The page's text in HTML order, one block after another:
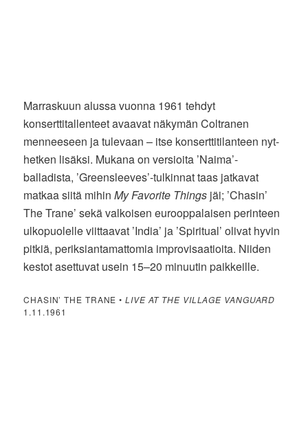
Marraskuun alussa vuonna 1961 tehdyt
konserttitallenteet avaavat näkymän Coltranen
menneeseen ja tulevaan – itse konserttitilanteen nyt-
hetken lisäksi. Mukana on versioita ’Naima’-
balladista, ’Greensleeves’-tulkinnat taas jatkavat
matkaa siitä mihinMy Favorite Things jäi; ’Chasin’
The Trane’ sekä valkoisen eurooppalaisen perinteen
ulkopuolelle viittaavat ’India’ ja ’Spiritual’ olivat hyvin
pitkiä, periksiantamattomia improvisaatioita. Niiden
kestot asettuvat usein 15–20 minuutin paikkeille.
CHASIN’ THE TRANE •LIVE AT THE VILLAGE VANGUARD
1.11.1961